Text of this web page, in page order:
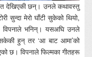
देखिएकी छन्। उनले कथावस्तु
सुन्दा मेरो घाँटी सुकेको थियो,
विपनाले भनिन्। यसअघि उनले
हुन् तर ‘आ बाट आमा’को
छ। विपनाले फिल्मका गीतहरू